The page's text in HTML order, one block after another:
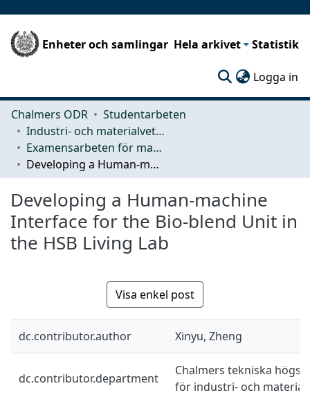
Enheter och samlingar Hela arkivet Statistik
Logga in
Chalmers ODR
Studentarbeten
Industri- och materialvetenskap (IMS)
Examensarbeten för masterexamen
Developing a Human-machine Interface for the Bio-blend Unit in the HSB Living Lab
Developing a Human-machine
Interface for the Bio-blend Unit in
the HSB Living Lab
Visa enkel post
dc.contributor.author Xinyu, Zheng
dc.contributor.department
Chalmers tekniska
för industri- och